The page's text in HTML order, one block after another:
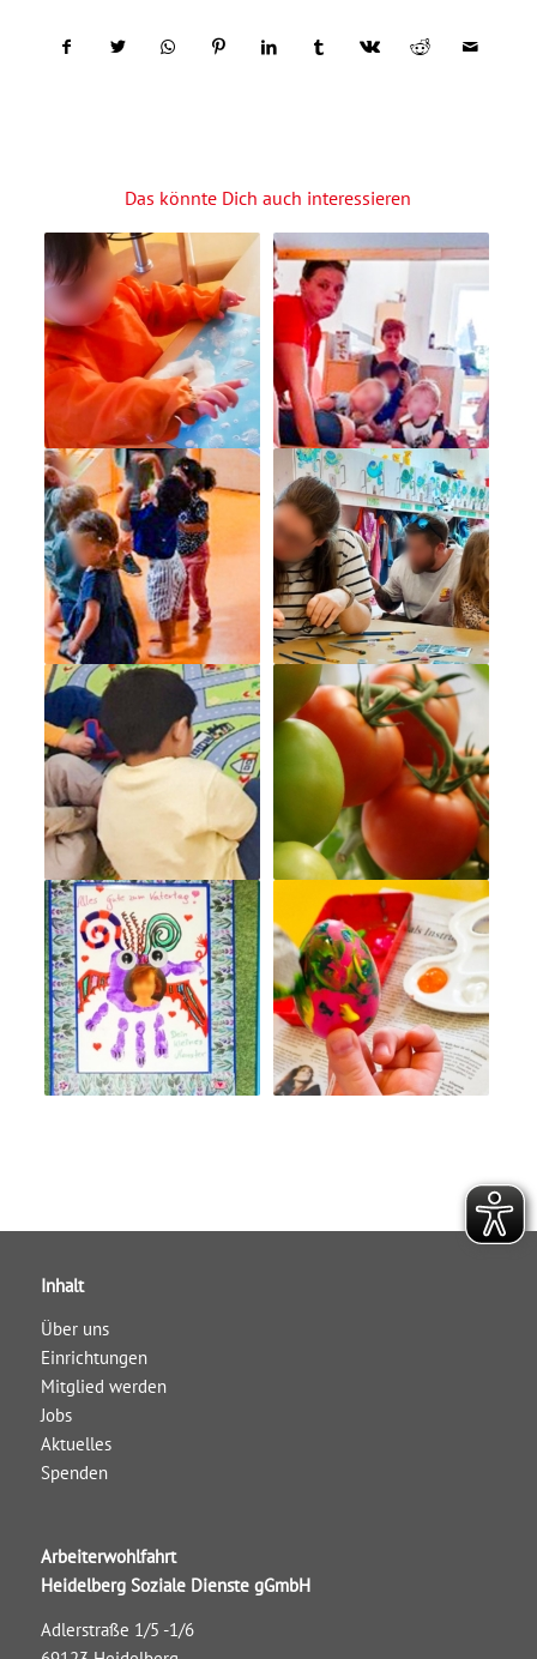
Das könnte Dich auch interessieren
Inhalt
Über uns
Einrichtungen
Mitglied werden
Jobs
Aktuelles
Spenden
Arbeiterwohlfahrt
Heidelberg Soziale Dienste gGmbH
Adlerstraße 1/5 -1/6